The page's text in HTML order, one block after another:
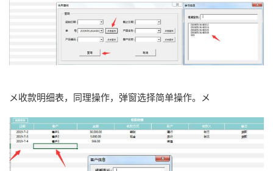
メ收款明细表，同理操作，弹窗选择简单操作。メ